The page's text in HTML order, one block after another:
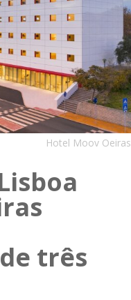
Hotel Moov Oeiras
três